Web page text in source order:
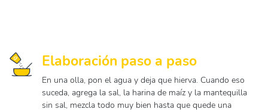
Elaboración paso a paso
En una olla, pon el agua y deja que hierva. Cuando eso
suceda, agrega la sal, la harina de maíz y la mantequilla
sin sal, mezcla todo muy bien hasta que quede una